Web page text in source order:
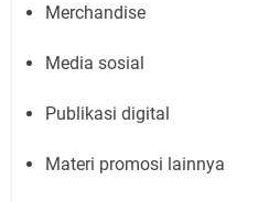
Merchandise
Media sosial
Publikasi digital
Materi promosi lainnya